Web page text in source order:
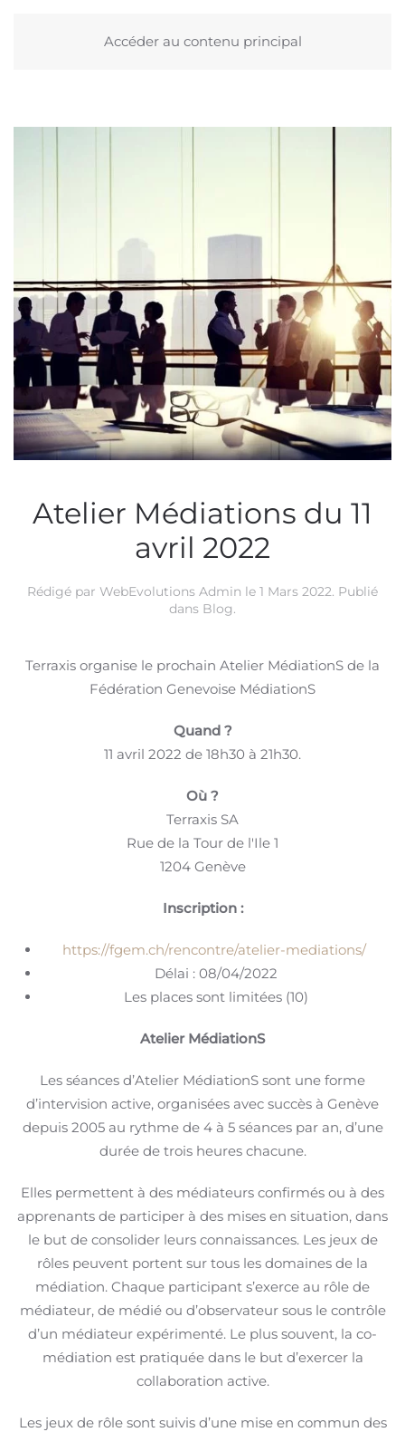
Accéder au contenu principal
Atelier Médiations du 11
avril 2022
Rédigé par WebEvolutions Admin le 1 Mars 2022. Publié
dans Blog.
Terraxis organise le prochain Atelier MédiationS de la
Fédération Genevoise MédiationS
Quand ?
11 avril 2022 de 18h30 à 21h30.
Où ?
Terraxis SA
Rue de la Tour de l'Ile 1
1204 Genève
Inscription :
https://fgem.ch/rencontre/atelier-mediations/‎
Délai : 08/04/2022
Les places sont limitées (10)
Atelier MédiationS
Les séances d’Atelier MédiationS sont une forme
d’intervision active, organisées avec succès à Genève
depuis 2005 au rythme de 4 à 5 séances par an, d’une
durée de trois heures chacune.
Elles permettent à des médiateurs confirmés ou à des
apprenants de participer à des mises en situation, dans
le but de consolider leurs connaissances. Les jeux de
rôles peuvent portent sur tous les domaines de la
médiation. Chaque participant s’exerce au rôle de
médiateur, de médié ou d’observateur sous le contrôle
d’un médiateur expérimenté. Le plus souvent, la co-
médiation est pratiquée dans le but d’exercer la
collaboration active.
Les jeux de rôle sont suivis d’une mise en commun des